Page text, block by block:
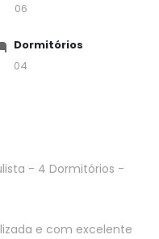
06
Dormitórios
04
- 4 Dormitórios -
e com excelente